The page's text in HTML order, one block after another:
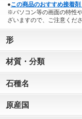
●この商品のおすすめ接着
※パソコン等の画面の特性
ざいますので、ご注意くださ
形
材質・分類
石種名
原産国